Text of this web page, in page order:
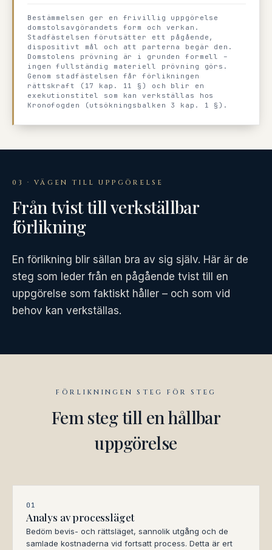
Bestämmelsen ger en frivillig uppgörelse
domstolsavgörandets form och verkan.
Stadfästelsen förutsätter ett pågående,
dispositivt mål och att parterna begär den.
Domstolens prövning är i grunden formell –
ingen fullständig materiell prövning görs.
Genom stadfästelsen får förlikningen
rättskraft (17 kap. 11 §) och blir en
exekutionstitel som kan verkställas hos
Kronofogden (utsökningsbalken 3 kap. 1 §).
03 · VÄGEN TILL UPPGÖRELSE
Från tvist till verkställbar
förlikning
En förlikning blir sällan bra av sig själv. Här är de
steg som leder från en pågående tvist till en
uppgörelse som faktiskt håller – och som vid
behov kan verkställas.
FÖRLIKNINGEN STEG FÖR STEG
Fem steg till en hållbar
uppgörelse
01
Analys av processläget
Bedöm bevis- och rättsläget, sannolik utgång och de
samlade kostnaderna vid fortsatt process. Detta är ert